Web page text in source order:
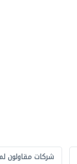
شركات مقاولون